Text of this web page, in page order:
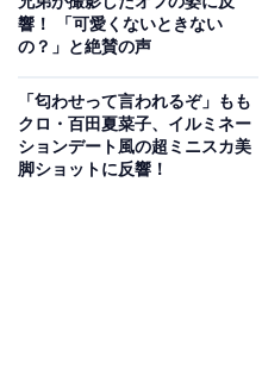
響！ 「可愛くないときない
の？」と絶賛の声
「匂わせって言われるぞ」もも
クロ・百田夏菜子、イルミネー
ションデート風の超ミニスカ美
脚ショットに反響！